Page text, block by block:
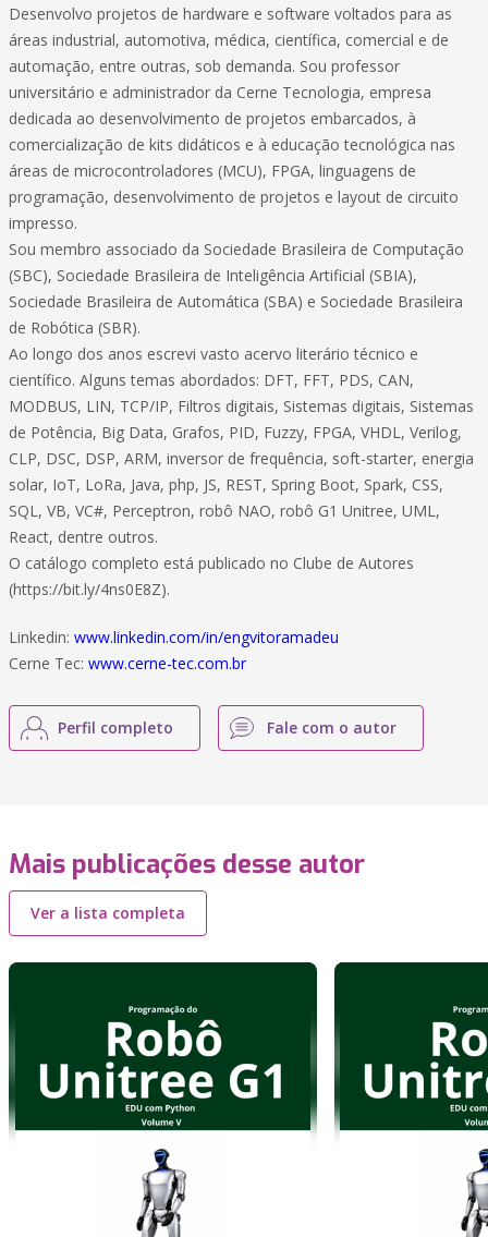
Desenvolvo projetos de hardware e software voltados para as
áreas industrial, automotiva, médica, científica, comercial e de
automação, entre outras, sob demanda. Sou professor
universitário e administrador da Cerne Tecnologia, empresa
dedicada ao desenvolvimento de projetos embarcados, à
comercialização de kits didáticos e à educação tecnológica nas
áreas de microcontroladores (MCU), FPGA, linguagens de
programação, desenvolvimento de projetos e layout de circuito
impresso.
Sou membro associado da Sociedade Brasileira de Computação
(SBC), Sociedade Brasileira de Inteligência Artificial (SBIA),
Sociedade Brasileira de Automática (SBA) e Sociedade Brasileira
de Robótica (SBR).
Ao longo dos anos escrevi vasto acervo literário técnico e
científico. Alguns temas abordados: DFT, FFT, PDS, CAN,
MODBUS, LIN, TCP/IP, Filtros digitais, Sistemas digitais, Sistemas
de Potência, Big Data, Grafos, PID, Fuzzy, FPGA, VHDL, Verilog,
CLP, DSC, DSP, ARM, inversor de frequência, soft-starter, energia
solar, IoT, LoRa, Java, php, JS, REST, Spring Boot, Spark, CSS,
SQL, VB, VC#, Perceptron, robô NAO, robô G1 Unitree, UML,
React, dentre outros.
O catálogo completo está publicado no Clube de Autores
(https://bit.ly/4ns0E8Z).
Linkedin: www.linkedin.com/in/engvitoramadeu
Cerne Tec: www.cerne-tec.com.br
Perfil completo Fale com o autor
Mais publicações desse autor
Ver a lista completa